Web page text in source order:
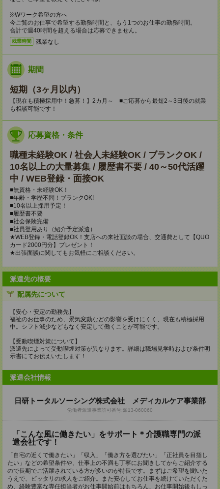
※Wワーク希望の方へ
今ご覧のお仕事で希望する勤務時間と、もう1つのお仕事の勤務時間。
合計で週40時間を超える場合は応募できません。
残業時間 残業なし
期間
短期（3ヶ月以内）
【現在も積極採用中！急募！】2カ月～ ■ご応募から最短2～3日後の就業
も相談可能です！
応募資格・条件
職種未経験OK / 社会人未経験OK / ブランクOK /
10名以上の大量募集 / 履歴書不要 / 40～50代活躍
中 / WEB登録・面接OK
■無資格・未経験OK！
■年齢・学歴不問！ブランクOK!
■10名以上採用予定！
■履歴書不要
■社会保険完備
■社員登用あり（紹介予定派遣）
★WEB登録・電話登録OK！支店への来社面談の場合、交通費として【QUO
カード2000円分】プレゼント！
★出張面談に関してもお気軽にご相談ください。
派遣先の概要
配属先について
【安心・安定の勤務先】
福祉のお仕事のため、景気変動などの影響を受けにくく、現在も積極採用
中。シフト減少などもなく安定して働くことが可能です。
【受動喫煙対策について】
派遣先によって受動喫煙対策が異なります。詳細は職場見学時および条件明
示書にてお伝えいたします！
派遣会社情報
日研トータルソーシング株式会社 メディカルケア事業部
労働者派遣事業許可番号:派13-060060
「こんな風に働きたい」をサポート＊介護職専門の派
遣会社です！
「自宅の近くで働きたい」「収入」「働き方を選びたい」「正社員を目指し
たい」などの希望条件や、仕事上の不満も丁寧にお聞きしてからご紹介する
ので長期でご活躍されている方が多いのが特長です。まずはご希望を聞いた
うえで、ピッタリの求人をご紹介。また安心してお仕事を続けていただくた
め、経験豊富な専任担当者がお仕事開始前はもちろん、お仕事開始後もしっ